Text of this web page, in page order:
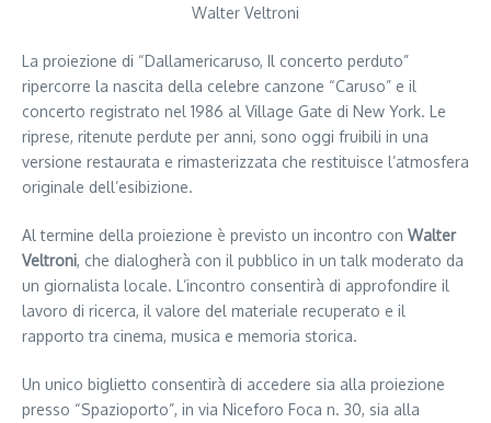
Walter Veltroni
La proiezione di “Dallamericaruso, Il concerto perduto”
ripercorre la nascita della celebre canzone “Caruso” e il
concerto registrato nel 1986 al Village Gate di New York. Le
riprese, ritenute perdute per anni, sono oggi fruibili in una
versione restaurata e rimasterizzata che restituisce l’atmosfera
originale dell’esibizione.
Al termine della proiezione è previsto un incontro con Walter
Veltroni, che dialogherà con il pubblico in un talk moderato da
un giornalista locale. L’incontro consentirà di approfondire il
lavoro di ricerca, il valore del materiale recuperato e il
rapporto tra cinema, musica e memoria storica.
Un unico biglietto consentirà di accedere sia alla proiezione
presso “Spazioporto”, in via Niceforo Foca n. 30, sia alla